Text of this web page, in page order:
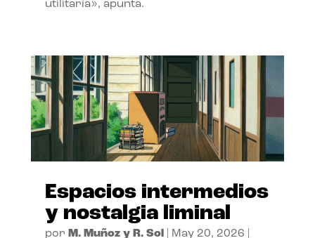
utilitaria», apunta.
Espacios intermedios
y nostalgia liminal
por M. Muñoz y R. Sol May 20, 2026